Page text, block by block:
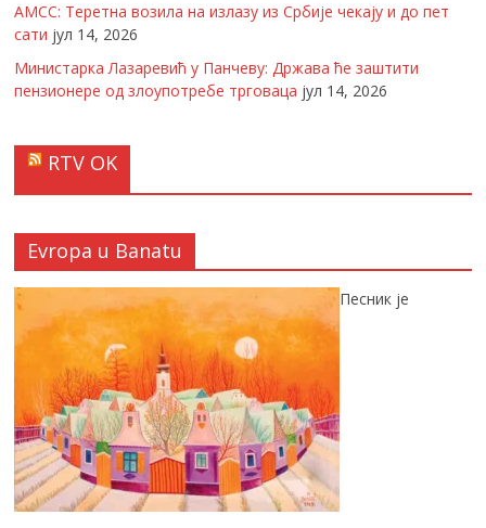
АМСС: Теретна возила на излазу из Србије чекају и до пет
сати јул 14, 2026
Министарка Лазаревић у Панчеву: Држава ће заштити
пензионере од злоупотребе трговаца јул 14, 2026
RTV OK
Evropa u Banatu
Песник је